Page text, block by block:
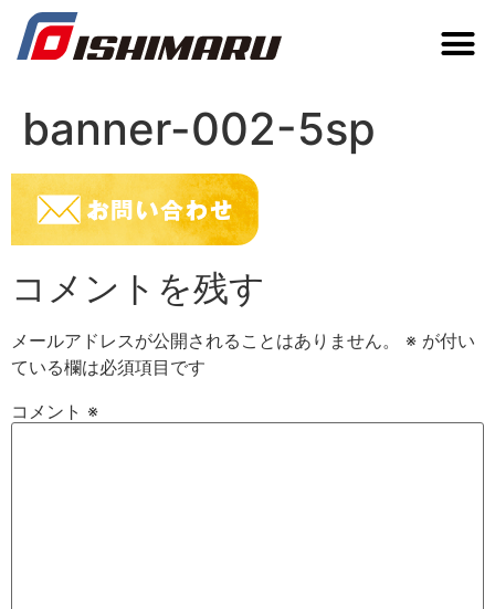
banner-002-5sp
コメントを残す
メールアドレスが公開されることはありません。 ※ が付い
ている欄は必須項目です
コメント ※